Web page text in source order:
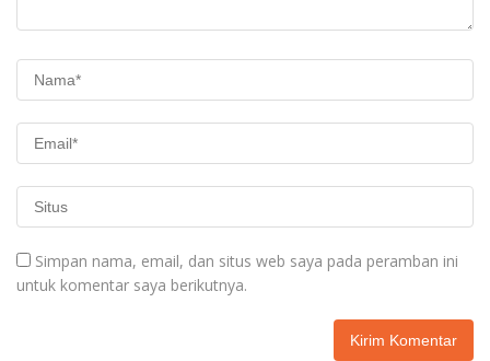
Simpan nama, email, dan situs web saya pada peramban ini
untuk komentar saya berikutnya.